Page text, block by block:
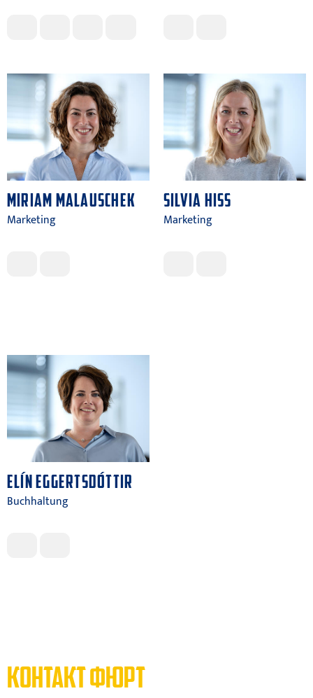
MIRIAM MALAUSCHEK
Marketing
SILVIA HISS
Marketing
ELÍN EGGERTSDÓTTIR
Buchhaltung
КОНТАКТ ФЮРТ